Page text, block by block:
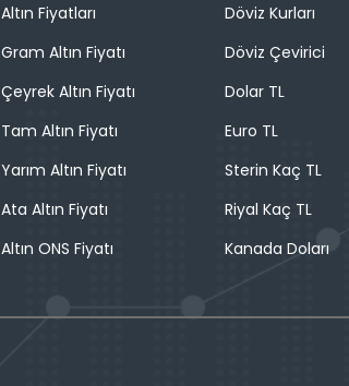
Altın Fiyatları
Gram Altın Fiyatı
Çeyrek Altın Fiyatı
Tam Altın Fiyatı
Yarım Altın Fiyatı
Ata Altın Fiyatı
Altın ONS Fiyatı
Döviz Kurları
Döviz Çevirici
Dolar TL
Euro TL
Sterin Kaç TL
Riyal Kaç TL
Kanada Doları